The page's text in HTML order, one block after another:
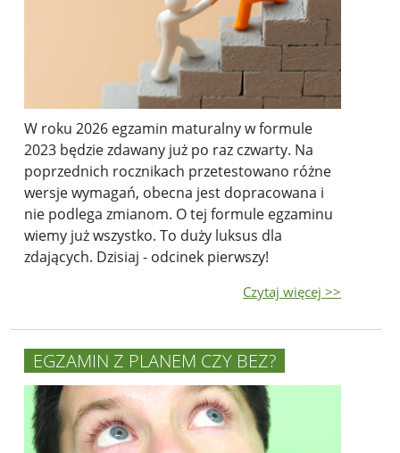
W roku 2026 egzamin maturalny w formule
2023 będzie zdawany już po raz czwarty. Na
poprzednich rocznikach przetestowano różne
wersje wymagań, obecna jest dopracowana i
nie podlega zmianom. O tej formule egzaminu
wiemy już wszystko. To duży luksus dla
zdających. Dzisiaj - odcinek pierwszy!
Czytaj więcej >>
EGZAMIN Z PLANEM CZY BEZ?